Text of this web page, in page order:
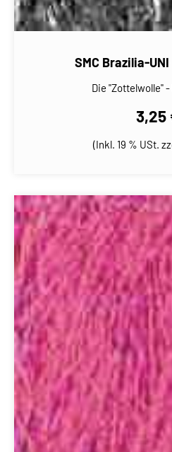
SMC Brazilia-
Die "Zottelwolle"
3,25
(Inkl. 19 % USt.